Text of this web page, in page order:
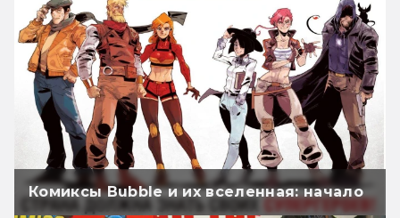
Комиксы Bubble и их вселенная: начало